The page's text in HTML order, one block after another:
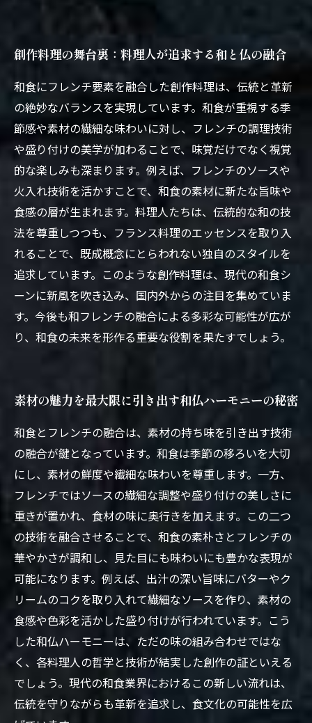
創作料理の舞台裏：料理人が追求する和と仏の融合
和食にフレンチ要素を融合した創作料理は、伝統と革新
の絶妙なバランスを実現しています。和食が重視する季
節感や素材の繊細な味わいに対し、フレンチの調理技術
や盛り付けの美学が加わることで、味覚だけでなく視覚
的な楽しみも深まります。例えば、フレンチのソースや
火入れ技術を活かすことで、和食の素材に新たな旨味や
食感の層が生まれます。料理人たちは、伝統的な和の技
法を尊重しつつも、フランス料理のエッセンスを取り入
れることで、既成概念にとらわれない独自のスタイルを
追求しています。このような創作料理は、現代の和食シ
ーンに新風を吹き込み、国内外からの注目を集めていま
す。今後も和フレンチの融合による多彩な可能性が広が
り、和食の未来を形作る重要な役割を果たすでしょう。
素材の魅力を最大限に引き出す和仏ハーモニーの秘密
和食とフレンチの融合は、素材の持ち味を引き出す技術
の融合が鍵となっています。和食は季節の移ろいを大切
にし、素材の鮮度や繊細な味わいを尊重します。一方、
フレンチではソースの繊細な調整や盛り付けの美しさに
重きが置かれ、食材の味に奥行きを加えます。この二つ
の技術を融合させることで、和食の素朴さとフレンチの
華やかさが調和し、見た目にも味わいにも豊かな表現が
可能になります。例えば、出汁の深い旨味にバターやク
リームのコクを取り入れて繊細なソースを作り、素材の
食感や色彩を活かした盛り付けが行われています。こう
した和仏ハーモニーは、ただの味の組み合わせではな
く、各料理人の哲学と技術が結実した創作の証といえる
でしょう。現代の和食業界におけるこの新しい流れは、
伝統を守りながらも革新を追求し、食文化の可能性を広